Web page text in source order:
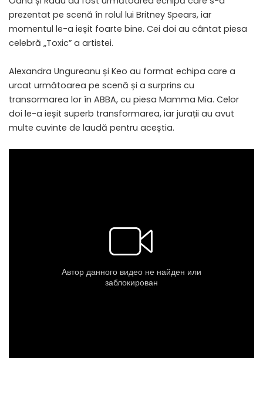
prezentat pe scenă în rolul lui Britney Spears, iar
momentul le-a ieșit foarte bine. Cei doi au cântat piesa
celebră „Toxic” a artistei.
Alexandra Ungureanu și Keo au format echipa care a
urcat următoarea pe scenă și a surprins cu
transormarea lor în ABBA, cu piesa Mamma Mia. Celor
doi le-a ieșit superb transformarea, iar jurații au avut
multe cuvinte de laudă pentru aceștia.